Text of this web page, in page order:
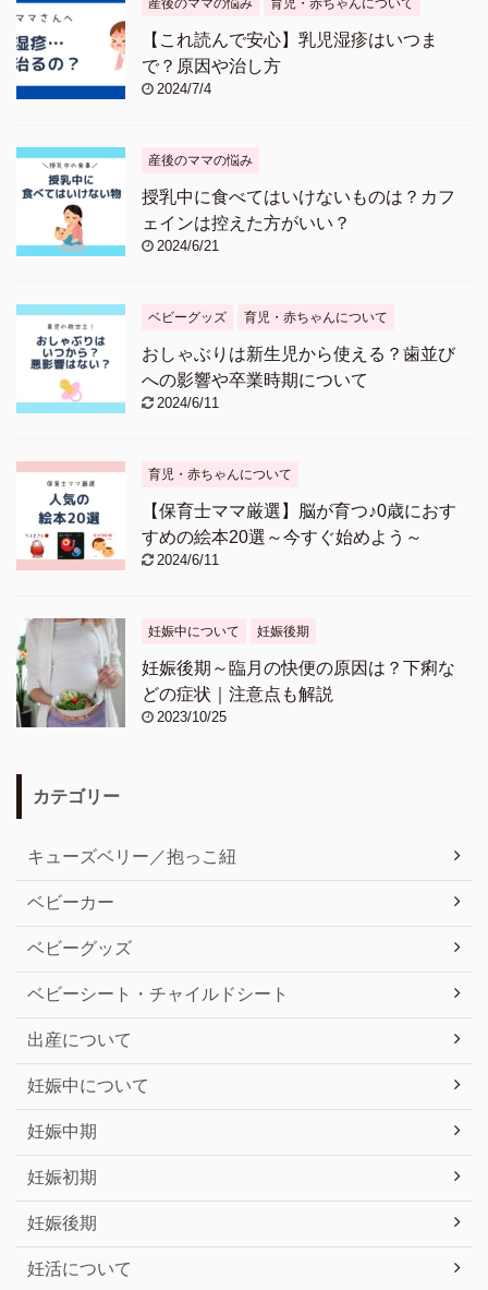
産後のママの悩み 育児・赤ちゃんについて
【これ読んで安心】乳児湿疹はいつま
で？原因や治し方
2024/7/4
産後のママの悩み
授乳中に食べてはいけないものは？カフ
ェインは控えた方がいい？
2024/6/21
ベビーグッズ 育児・赤ちゃんについて
おしゃぶりは新生児から使える？歯並び
への影響や卒業時期について
2024/6/11
育児・赤ちゃんについて
【保育士ママ厳選】脳が育つ♪0歳におす
すめの絵本20選～今すぐ始めよう～
2024/6/11
妊娠中について 妊娠後期
妊娠後期～臨月の快便の原因は？下痢な
どの症状｜注意点も解説
2023/10/25
カテゴリー
キューズベリー／抱っこ紐
ベビーカー
ベビーグッズ
ベビーシート・チャイルドシート
出産について
妊娠中について
妊娠中期
妊娠初期
妊娠後期
妊活について